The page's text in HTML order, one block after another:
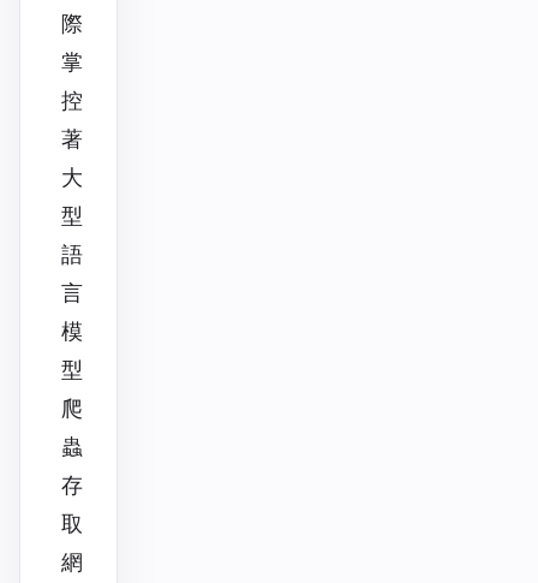
際
掌
控
著
大
型
語
言
模
型
爬
蟲
存
取
網